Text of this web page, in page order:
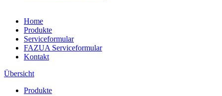
Home
Produkte
Serviceformular
FAZUA Serviceformular
Kontakt
Übersicht
Produkte